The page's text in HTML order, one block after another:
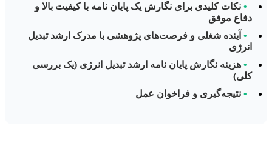
• نکات کلیدی برای نگارش یک پایان نامه با کیفیت بالا و
دفاع موفق
• آینده شغلی و فرصت‌های پژوهشی با مدرک ارشد تبدیل
انرژی
• هزینه نگارش پایان نامه ارشد تبدیل انرژی (یک بررسی
کلی)
• نتیجه‌گیری و فراخوان عمل